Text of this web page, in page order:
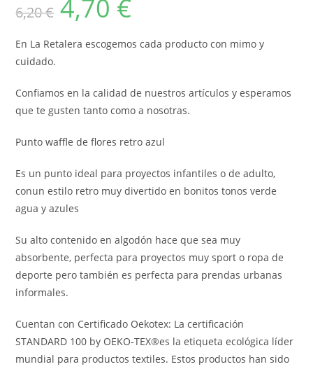
6,20€ precio
original
6,20 €.
4,70 €
4,70 €.
En La Retalera escogemos cada producto con mimo y
cuidado.
Confiamos en la calidad de nuestros artículos y esperamos
que te gusten tanto como a nosotras.
Punto waffle de flores retro azul
Es un punto ideal para proyectos infantiles o de adulto,
conun estilo retro muy divertido en bonitos tonos verde
agua y azules
Su alto contenido en algodón hace que sea muy
absorbente, perfecta para proyectos muy sport o ropa de
deporte pero también es perfecta para prendas urbanas
informales.
Cuentan con Certificado Oekotex: La certificación
STANDARD 100 by OEKO-TEX®es la etiqueta ecológica líder
mundial para productos textiles. Estos productos han sido